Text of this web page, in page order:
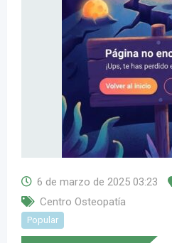
6 de marzo de 2025 03:23
Centro Osteopatía
Popular